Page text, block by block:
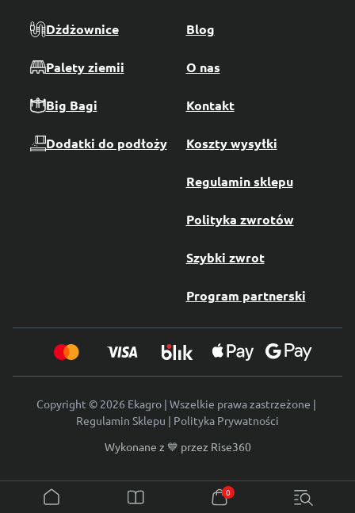
Poradniki 0
Produkty
Podłoża
Ogrodowe
Do roślin domowych
Środki nawozowe
Dżdżownice
Dodatki do podłoży
Dżdżownice
Palety ziemii
Big Bagi
Dodatki do podłoży
Blog
O nas
Kontakt
Koszty wysyłki
Regulamin sklepu
Polityka zwrotów
Szybki zwrot
Program partnerski
Copyright © 2026 Ekagro | Wszelkie prawa zastrzeżone |
Regulamin Sklepu | Polityka Prywatności
Wykonane z 💙 przez Rise360